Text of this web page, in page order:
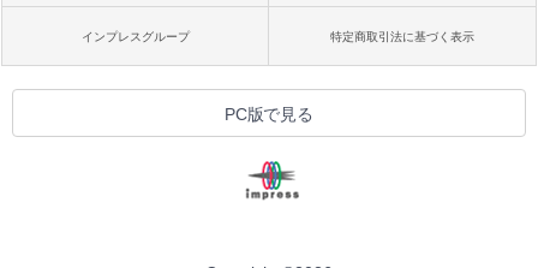
インプレスグループ 特定商取引法に基づく表示
PC版で見る